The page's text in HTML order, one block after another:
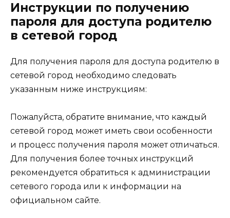
Инструкции по получению
пароля для доступа родителю
в сетевой город
Для получения пароля для доступа родителю в
сетевой город необходимо следовать
указанным ниже инструкциям:
Пожалуйста, обратите внимание, что каждый
сетевой город может иметь свои особенности
и процесс получения пароля может отличаться.
Для получения более точных инструкций
рекомендуется обратиться к администрации
сетевого города или к информации на
официальном сайте.